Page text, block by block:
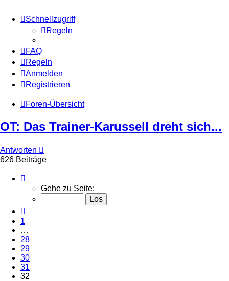
Schnellzugriff
Regeln
FAQ
Regeln
Anmelden
Registrieren
Foren-Übersicht
OT: Das Trainer-Karussell dreht sich...
Antworten
626 Beiträge
32
32
Gehe zu Seite:
1
…
28
29
30
31
32